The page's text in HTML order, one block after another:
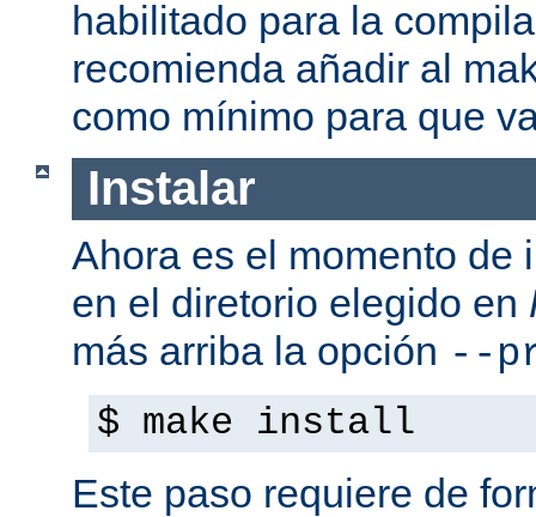
habilitado para la
recomienda añadir al
como mínimo para que
Instalar
Ahora es el momento de
en el diretorio elegido en
más arriba la opción --
$ make install
Este paso requiere de